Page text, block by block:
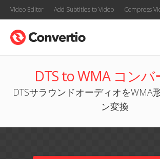
Video Editor Add Subtitles to Video Compress
DTS to WMA コンバ
DTSサラウンドオーディオをWMA
ン変換